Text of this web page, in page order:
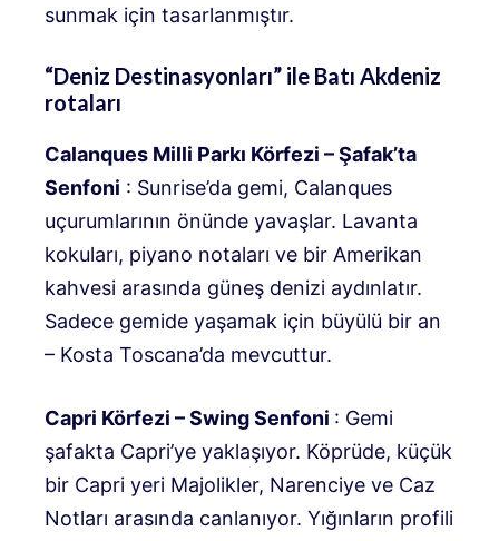
sunmak için tasarlanmıştır.
“Deniz Destinasyonları” ile Batı Akdeniz
rotaları
Calanques Milli Parkı Körfezi – Şafak’ta
Senfoni : Sunrise’da gemi, Calanques
uçurumlarının önünde yavaşlar. Lavanta
kokuları, piyano notaları ve bir Amerikan
kahvesi arasında güneş denizi aydınlatır.
Sadece gemide yaşamak için büyülü bir an
– Kosta Toscana’da mevcuttur.
Capri Körfezi – Swing Senfoni : Gemi
şafakta Capri’ye yaklaşıyor. Köprüde, küçük
bir Capri yeri Majolikler, Narenciye ve Caz
Notları arasında canlanıyor. Yığınların profili